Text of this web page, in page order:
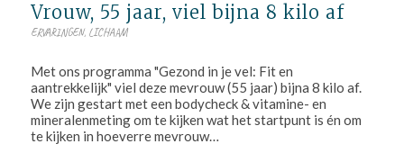
Vrouw, 55 jaar, viel bijna 8 kilo af
ERVARINGEN, LICHAAM
Met ons programma "Gezond in je vel: Fit en
aantrekkelijk" viel deze mevrouw (55 jaar) bijna 8 kilo af.
We zijn gestart met een bodycheck & vitamine- en
mineralenmeting om te kijken wat het startpunt is én om
te kijken in hoeverre mevrouw…